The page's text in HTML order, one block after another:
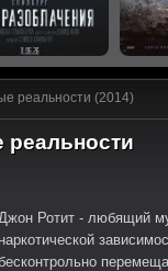
реальности (2014)
реальности
Ротит - любящий
наркотической